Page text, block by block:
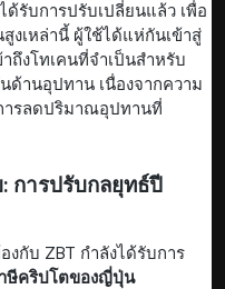
ด้รับการปรับเปลี่ยนแล้ว เพื่อ
งเหล่านี้ ผู้ใช้ได้แห่กันเข้าสู่
าถึงโทเคนที่จำเป็นสำหรับ
ด้านอุปทาน เนื่องจากความ
ารลดปริมาณอุปทานที่
การปรับกลยุทธ์ปี
งกับ ZBT กำลังได้รับการ
ษีคริปโตของญี่ปุ่น